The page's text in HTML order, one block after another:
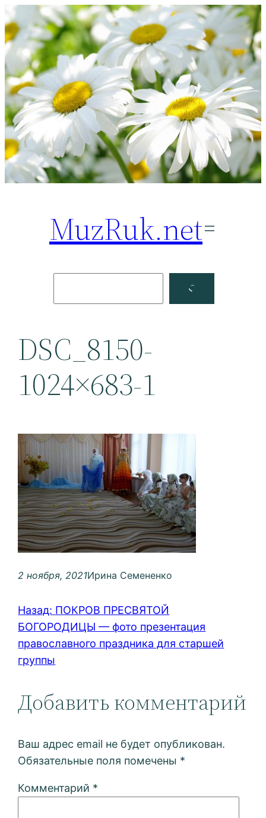
Перейти
к
содержимому
MuzRuk.net
Facebook
DSC_8150-
1024×683-1
2 ноября, 2021Ирина Семененко
Назад: ПОКРОВ ПРЕСВЯТОЙ
БОГОРОДИЦЫ — фото презентация
православного праздника для старшей
группы
Добавить комментарий
Ваш адрес email не будет опубликован.
Обязательные поля помечены *
Комментарий *